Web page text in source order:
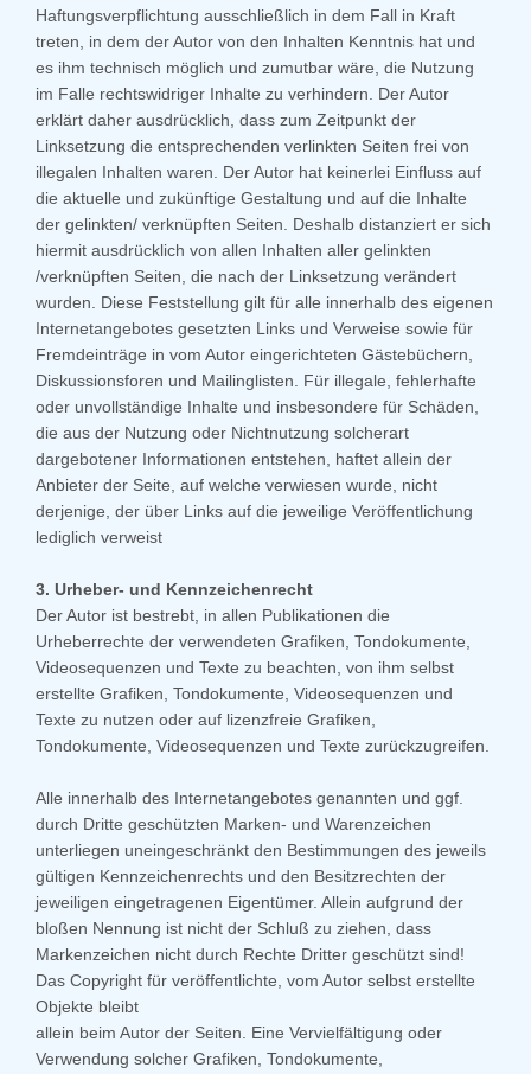
Haftungsverpflichtung ausschließlich in dem Fall in Kraft
treten, in dem der Autor von den Inhalten Kenntnis hat und
es ihm technisch möglich und zumutbar wäre, die Nutzung
im Falle rechtswidriger Inhalte zu verhindern. Der Autor
erklärt daher ausdrücklich, dass zum Zeitpunkt der
Linksetzung die entsprechenden verlinkten Seiten frei von
illegalen Inhalten waren. Der Autor hat keinerlei Einfluss auf
die aktuelle und zukünftige Gestaltung und auf die Inhalte
der gelinkten/ verknüpften Seiten. Deshalb distanziert er sich
hiermit ausdrücklich von allen Inhalten aller gelinkten
/verknüpften Seiten, die nach der Linksetzung verändert
wurden. Diese Feststellung gilt für alle innerhalb des eigenen
Internetangebotes gesetzten Links und Verweise sowie für
Fremdeinträge in vom Autor eingerichteten Gästebüchern,
Diskussionsforen und Mailinglisten. Für illegale, fehlerhafte
oder unvollständige Inhalte und insbesondere für Schäden,
die aus der Nutzung oder Nichtnutzung solcherart
dargebotener Informationen entstehen, haftet allein der
Anbieter der Seite, auf welche verwiesen wurde, nicht
derjenige, der über Links auf die jeweilige Veröffentlichung
lediglich verweist
3. Urheber- und Kennzeichenrecht
Der Autor ist bestrebt, in allen Publikationen die
Urheberrechte der verwendeten Grafiken, Tondokumente,
Videosequenzen und Texte zu beachten, von ihm selbst
erstellte Grafiken, Tondokumente, Videosequenzen und
Texte zu nutzen oder auf lizenzfreie Grafiken,
Tondokumente, Videosequenzen und Texte zurückzugreifen.
Alle innerhalb des Internetangebotes genannten und ggf.
durch Dritte geschützten Marken- und Warenzeichen
unterliegen uneingeschränkt den Bestimmungen des jeweils
gültigen Kennzeichenrechts und den Besitzrechten der
jeweiligen eingetragenen Eigentümer. Allein aufgrund der
bloßen Nennung ist nicht der Schluß zu ziehen, dass
Markenzeichen nicht durch Rechte Dritter geschützt sind!
Das Copyright für veröffentlichte, vom Autor selbst erstellte
Objekte bleibt
allein beim Autor der Seiten. Eine Vervielfältigung oder
Verwendung solcher Grafiken, Tondokumente,